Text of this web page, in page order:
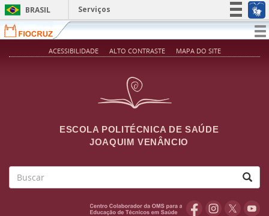
Pular para o conteúdo principal
BRASIL
Serviços
Simplifique!
Participe
ACESSIBILIDADE ALTO CONTRASTE MAPA DO SITE
ESCOLA POLITÉCNICA DE SAÚDE
JOAQUIM VENÂNCIO